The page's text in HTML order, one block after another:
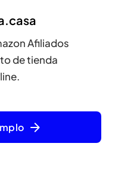
Afiliados
de tienda